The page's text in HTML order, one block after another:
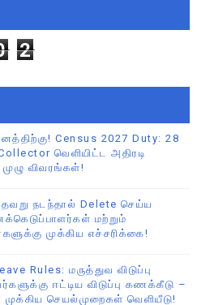
2
Census 2027 Duty: 28
வெளியிட்ட அதிரடி
விவரங்கள்!
தவறு நடந்தால் Delete செய்ய
மற்றும்
முக்கிய எச்சரிக்கை!
Rules: மருத்துவ விடுப்பு
ஈட்டிய விடுப்பு கணக்கீடு –
முக்கிய செயல்முறைகள் வெளியீடு!